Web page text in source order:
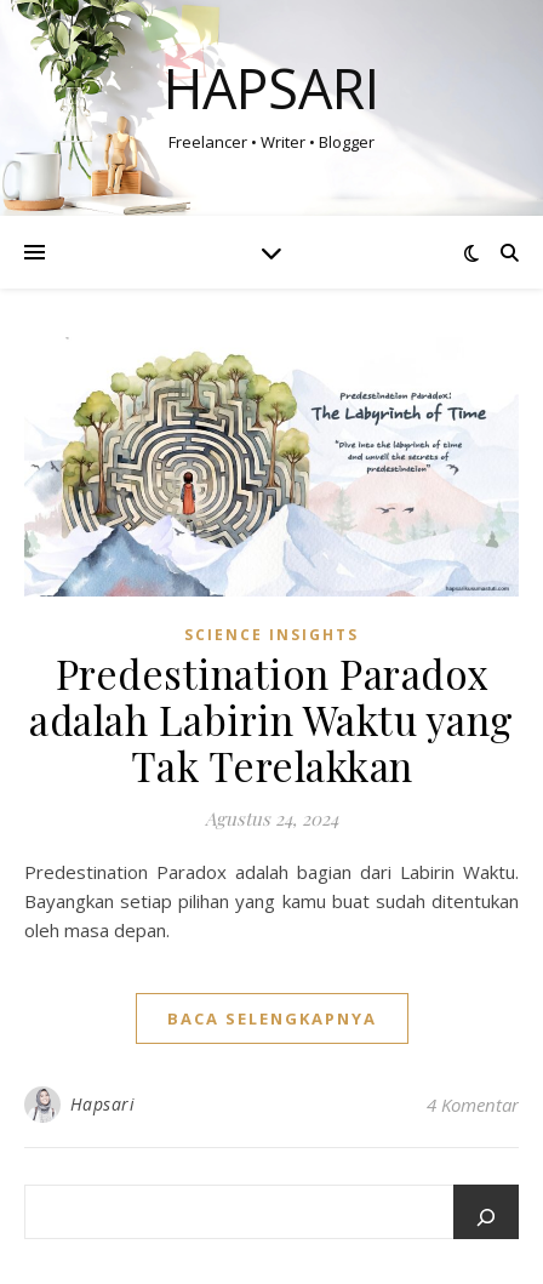
HAPSARI
Freelancer • Writer • Blogger
SCIENCE INSIGHTS
Predestination Paradox
adalah Labirin Waktu yang
Tak Terelakkan
Agustus 24, 2024
Predestination Paradox adalah bagian dari Labirin Waktu.
Bayangkan setiap pilihan yang kamu buat sudah ditentukan
oleh masa depan.
BACA SELENGKAPNYA
Hapsari 4 Komentar